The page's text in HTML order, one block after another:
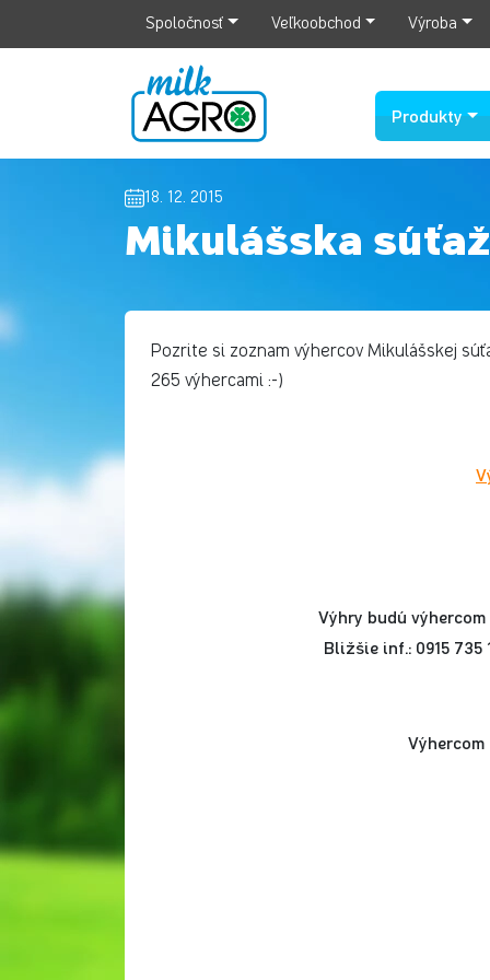
Spoločnosť Veľkoobchod Výroba
Produkty
18. 12. 2015
Mikulášska
Pozrite si zoznam výhercov Mikulášskej
265 výhercami :-)
Výhry budú
Bližšie inf.: 0915 735